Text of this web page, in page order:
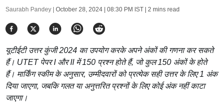
Saurabh Pandey | October 28, 2024 | 08:30 PM IST| 2 mins read
यूटीईटी उत्तर कुंजी 2024 का उपयोग करके अपने अंकों की गणना कर सकते
हैं। UTET पेपर I और II में 150 प्रश्न होते हैं, जो कुल 150 अंकों के होते
हैं। मार्किंग स्कीम के अनुसार, उम्मीदवारों को प्रत्येक सही उत्तर के लिए 1 अंक
दिया जाएगा, जबकि गलत या अनुत्तरित प्रश्नों के लिए कोई अंक नहीं काटा
जाएगा।